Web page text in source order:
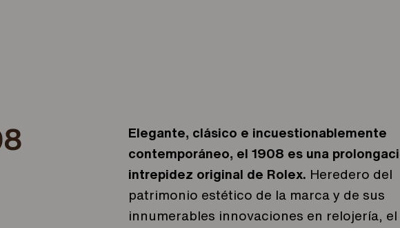
Elegante, clásico e incuestionablemente
contemporáneo, el 1908 es una
intrepidez original de Rolex. Heredero del
patrimonio estético de la marca y de sus
innumerables innovaciones en relojería, el